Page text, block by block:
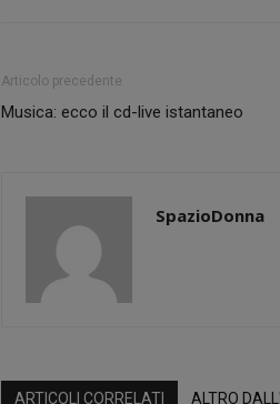
Articolo precedente
Musica: ecco il cd-live istantaneo
SpazioDonna
ARTICOLI CORRELATI ALTRO